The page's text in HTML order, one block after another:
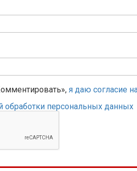
я даю согласие
обработки персональных данных